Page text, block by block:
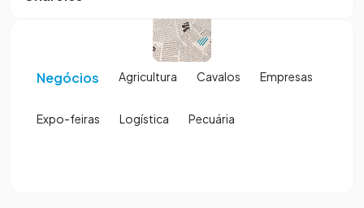
Negócios Agricultura Cavalos Empresas
Expo-feiras Logística Pecuária